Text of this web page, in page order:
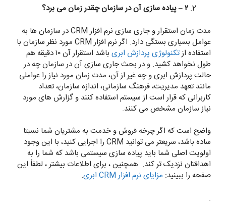
۲ – پیاده سازی آن در سازمان چقدر زمان می برد؟
مدت زمان استقرار و جاری سازی نرم افزار CRM در سازمان ها به
عوامل بسیاری بستگی دارد. اگر نرم افزار CRM مورد نظر سازمان با
استفاده ازتکنولوژی پردازش ابری
باشد استقرار آن ۱۰ دقیقه هم
طول نخواهد کشید. و در بحث جاری سازی آن در سازمان چه در
حالت پردازش ابری و چه غیر از آن، مدت زمان مورد نیاز را عواملی
مانند تعهد مدیریت، فرهنگ سازمانی، اندازه سازمان، تعداد
کاربرانی که قرار است از سیستم استفاده کنند و گزارش های مورد
نیاز سازمان مشخص می کنند.
واضح است که اگر چرخه فروش و خدمت به مشتریان شما نسبتا
ساده باشد، سریعتر می توانید CRM را اجرایی کنید، با این وجود
اولویت اصلی شما باید پیاده سازی سیستمی باشد که شما را به
اهدافتان نزدیک تر کند. همچنین ، برای اطلاعات بیشتر ، لطفاً این
صفحه را ببینید: مزایای نرم افزار CRM ابری
.
.